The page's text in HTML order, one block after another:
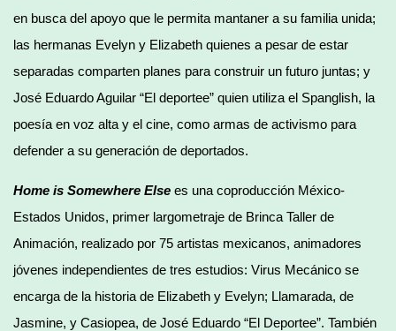
en busca del apoyo que le permita mantaner a su familia unida;
las hermanas Evelyn y Elizabeth quienes a pesar de estar
separadas comparten planes para construir un futuro juntas; y
José Eduardo Aguilar “El deportee” quien utiliza el Spanglish, la
poesía en voz alta y el cine, como armas de activismo para
defender a su generación de deportados.
Home is Somewhere Else es una coproducción México-
Estados Unidos, primer largometraje de Brinca Taller de
Animación, realizado por 75 artistas mexicanos, animadores
jóvenes independientes de tres estudios: Virus Mecánico se
encarga de la historia de Elizabeth y Evelyn; Llamarada, de
Jasmine, y Casiopea, de José Eduardo “El Deportee”. También